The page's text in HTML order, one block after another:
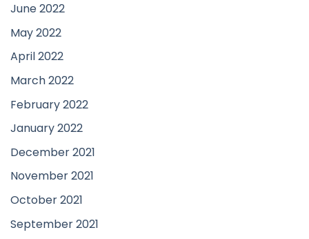
June 2022
May 2022
April 2022
March 2022
February 2022
January 2022
December 2021
November 2021
October 2021
September 2021